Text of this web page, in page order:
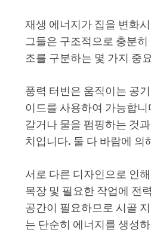
재생 에너지가 집을 변화
그들은 구조적으로 충분
조를 구분하는 몇 가지 중
풍력 터빈은 움직이는 공
이드를 사용하여 가능합
갈거나 물을 펌핑하는 것
치입니다. 둘 다 바람에
서로 다른 디자인으로 인
목장 및 필요한 작업에 전
공간이 필요하므로 시골
는 단순히 에너지를 생성